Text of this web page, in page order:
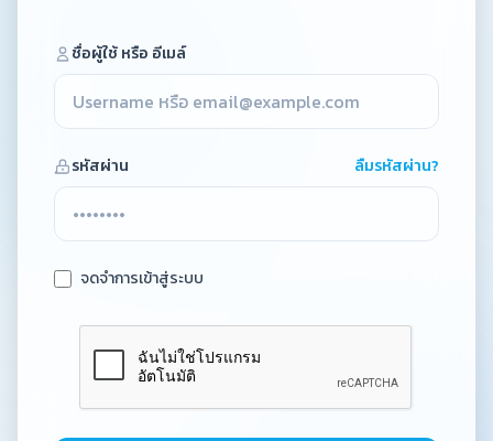
ชื่อผู้ใช้ หรือ อีเมล์
รหัสผ่าน ลืมรหัสผ่าน?
จดจำการเข้าสู่ระบบ